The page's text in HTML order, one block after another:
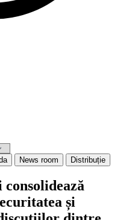
News room Distribuție
și